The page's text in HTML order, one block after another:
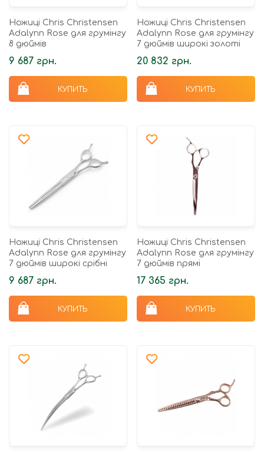
Ножиці Chris Christensen
Adalynn Rose для грумінгу
8 дюймів
9 687 грн.
КУПИТЬ
Ножиці Chris Christensen
Adalynn Rose для грумінгу
7 дюймів широкі золоті
20 832 грн.
КУПИТЬ
Ножиці Chris Christensen
Adalynn Rose для грумінгу
7 дюймів широкі срібні
9 687 грн.
КУПИТЬ
Ножиці Chris Christensen
Adalynn Rose для грумінгу
7 дюймів прямі
17 365 грн.
КУПИТЬ